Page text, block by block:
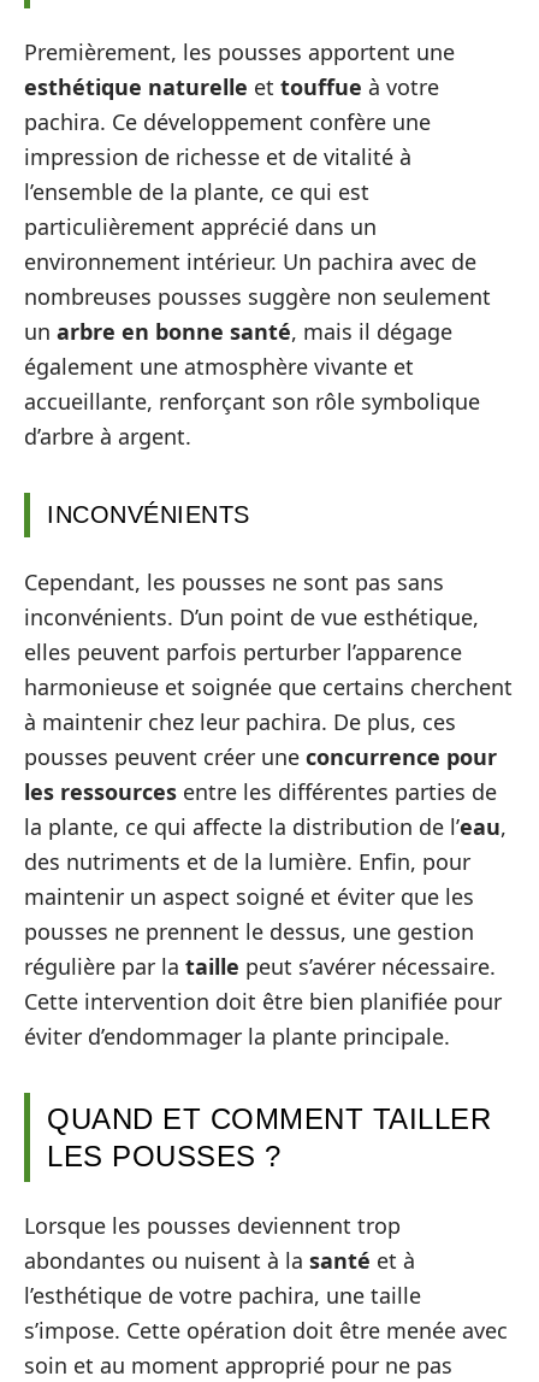
Premièrement, les pousses apportent une
esthétique naturelle et touffue à votre
pachira. Ce développement confère une
impression de richesse et de vitalité à
l’ensemble de la plante, ce qui est
particulièrement apprécié dans un
environnement intérieur. Un pachira avec de
nombreuses pousses suggère non seulement
un arbre en bonne santé, mais il dégage
également une atmosphère vivante et
accueillante, renforçant son rôle symbolique
d’arbre à argent.
INCONVÉNIENTS
Cependant, les pousses ne sont pas sans
inconvénients. D’un point de vue esthétique,
elles peuvent parfois perturber l’apparence
harmonieuse et soignée que certains cherchent
à maintenir chez leur pachira. De plus, ces
pousses peuvent créer une concurrence pour
les ressources entre les différentes parties de
la plante, ce qui affecte la distribution de l’eau,
des nutriments et de la lumière. Enfin, pour
maintenir un aspect soigné et éviter que les
pousses ne prennent le dessus, une gestion
régulière par la taille peut s’avérer nécessaire.
Cette intervention doit être bien planifiée pour
éviter d’endommager la plante principale.
QUAND ET COMMENT TAILLER
LES POUSSES ?
Lorsque les pousses deviennent trop
abondantes ou nuisent à la santé et à
l’esthétique de votre pachira, une taille
s’impose. Cette opération doit être menée avec
soin et au moment approprié pour ne pas